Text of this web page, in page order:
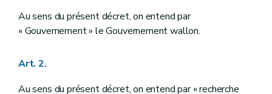
Art. 27
Art. 28
Art. 32
Au sens du présent décret, on entend par
« Gouvernement » le Gouvernement wallon.
Art. 2.
Au sens du présent décret, on entend par « recherche